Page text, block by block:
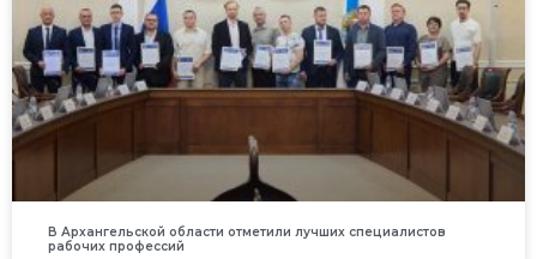
В Архангельской области отметили лучших специалистов
рабочих профессий